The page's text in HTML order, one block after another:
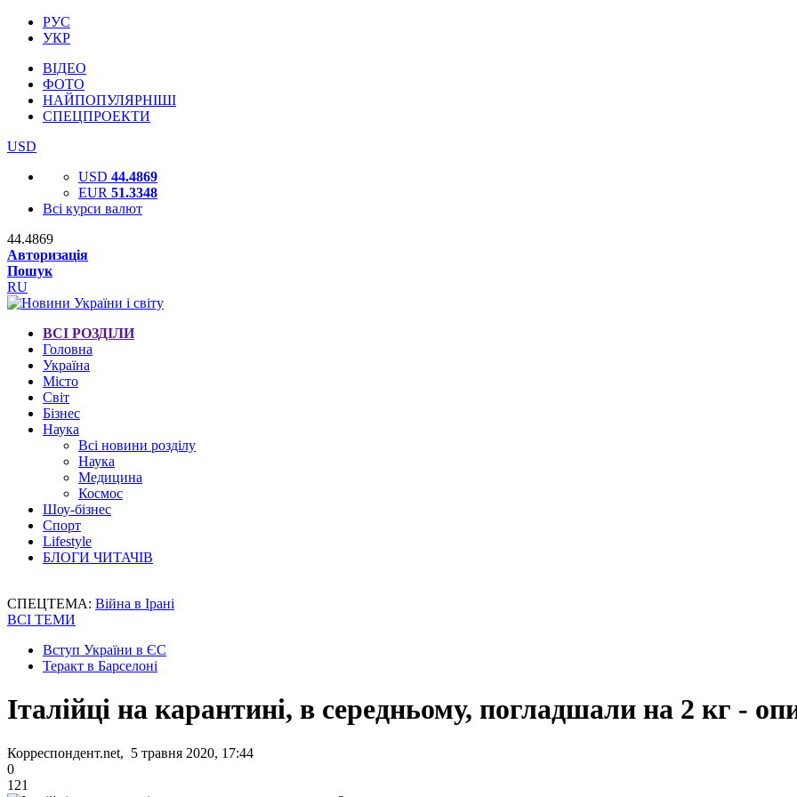
РУС
УКР
ВІДЕО
ФОТО
НАЙПОПУЛЯРНІШІ
СПЕЦПРОЕКТИ
USD
USD 44.4869
EUR 51.3348
Всі курси валют
44.4869
Авторизація
Пошук
RU
ВСІ РОЗДІЛИ
Головна
Україна
Місто
Світ
Бізнес
Наука
Всі новини розділу
Наука
Медицина
Космос
Шоу-бізнес
Спорт
Lifestyle
БЛОГИ ЧИТАЧІВ
СПЕЦТЕМА: Війна в Ірані
ВСІ ТЕМИ
Вступ України в ЄС
Теракт в Барселоні
Італійці на карантині, в середньому, погладшали на 2 кг -
Корреспондент.net, 5 травня 2020, 17:44
0
121